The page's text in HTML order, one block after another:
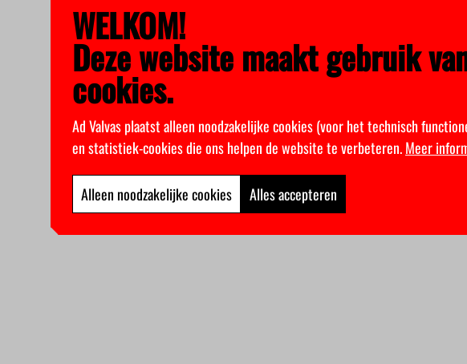
WELKOM!
Deze website maakt gebruik
cookies.
Ad Valvas plaatst alleen noodzakelijke cookies (voor het technisch
en statistiek-cookies die ons helpen de website te verbeteren.Meer
Alleen noodzakelijke cookies Alles accepteren